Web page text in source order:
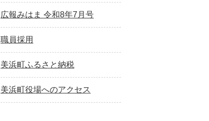
広報みはま 令和8年7月号
職員採用
美浜町ふるさと納税
美浜町役場へのアクセス